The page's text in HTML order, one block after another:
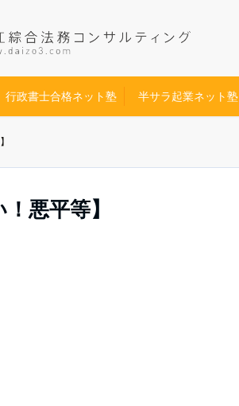
行政書士合格ネット塾 半サラ起業ネット塾
悪平等】